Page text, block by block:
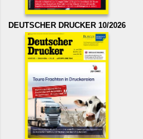
DEUTSCHER DRUCKER 10/2026